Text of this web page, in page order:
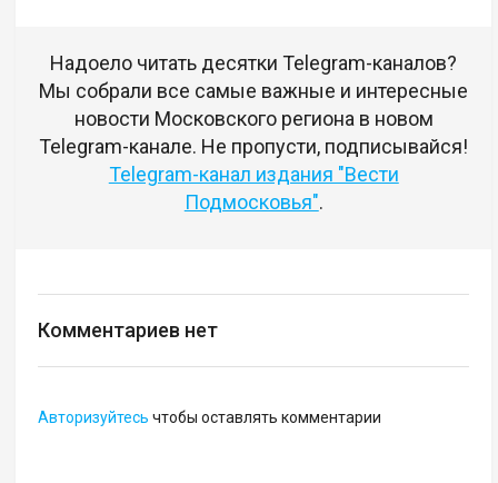
Надоело читать десятки Telegram-каналов?
Мы собрали все самые важные и интересные
новости Московского региона в новом
Telegram-канале. Не пропусти, подписывайся!
Telegram-канал издания "Вести
Подмосковья".
Комментариев нет
Авторизуйтесь чтобы оставлять комментарии